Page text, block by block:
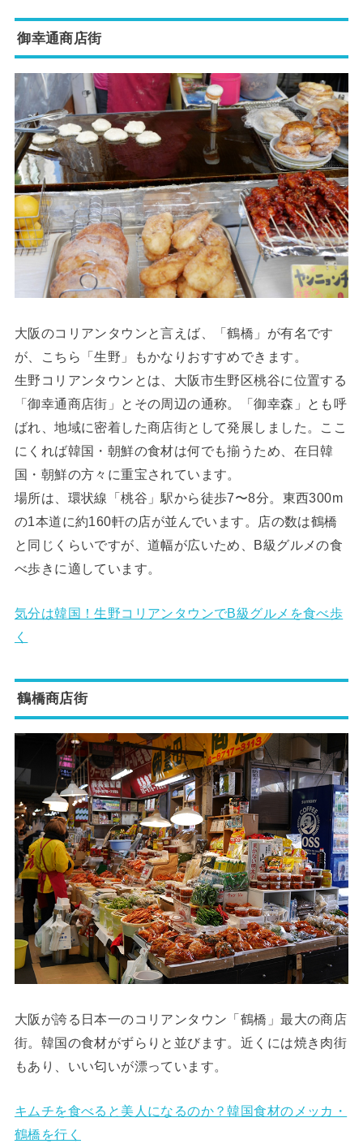
御幸通商店街
大阪のコリアンタウンと言えば、「鶴橋」が有名です
が、こちら「生野」もかなりおすすめできます。
生野コリアンタウンとは、大阪市生野区桃谷に位置する
「御幸通商店街」とその周辺の通称。「御幸森」とも呼
ばれ、地域に密着した商店街として発展しました。ここ
にくれば韓国・朝鮮の食材は何でも揃うため、在日韓
国・朝鮮の方々に重宝されています。
場所は、環状線「桃谷」駅から徒歩7〜8分。東西300m
の1本道に約160軒の店が並んでいます。店の数は鶴橋
と同じくらいですが、道幅が広いため、B級グルメの食
べ歩きに適しています。
気分は韓国！生野コリアンタウンでB級グルメを食べ歩
く
鶴橋商店街
大阪が誇る日本一のコリアンタウン「鶴橋」最大の商店
街。韓国の食材がずらりと並びます。近くには焼き肉街
もあり、いい匂いが漂っています。
キムチを食べると美人になるのか？韓国食材のメッカ・
鶴橋を行く